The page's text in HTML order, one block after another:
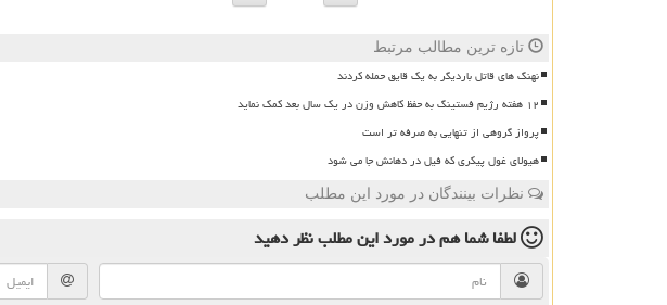
تازه ترین مطالب مرتبط
نهنگ های قاتل باردیگر به یک قایق حمله کردند
۱۲ هفته رژیم فستینگ به حفظ کاهش وزن در یک سال بعد کمک نماید
پرواز گروهی از تنهایی به صرفه تر است
هیولای غول پیکری که فیل در دهانش جا می شود
نظرات بینندگان در مورد این مطلب
لطفا شما همدر مورد این مطلبنظر دهید